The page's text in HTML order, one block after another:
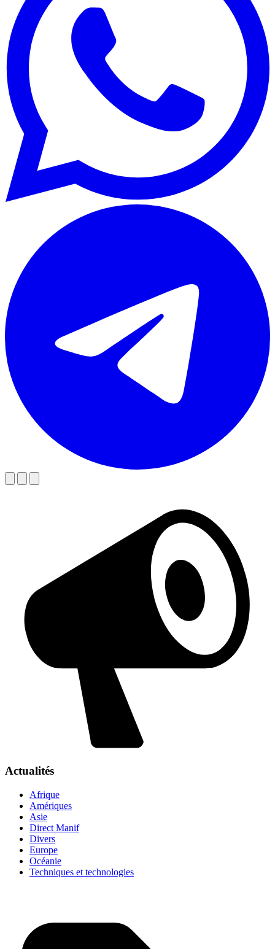
Actualités
Afrique
Amériques
Asie
Direct Manif
Divers
Europe
Océanie
Techniques et technologies